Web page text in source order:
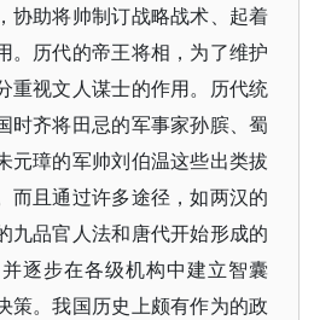
协助将帅制订战略战术、起着
。历代的帝王将相，为了维护
重视文人谋士的作用。历代统
时齐将田忌的军事家孙膑、蜀
元璋的军帅刘伯温这些出类拔
而且通过许多途径，如两汉的
九品官人法和唐代开始形成的
逐步在各级机构中建立智囊
策。我国历史上颇有作为的政